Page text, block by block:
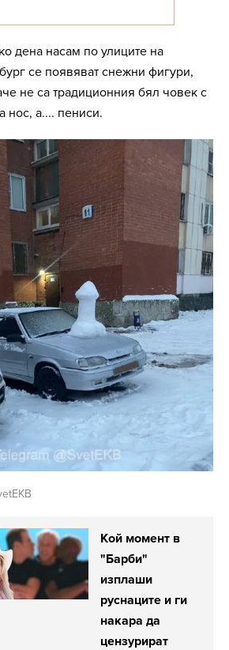
дена насам по улиците на
се появяват снежни фигури,
не са традиционния бял човек с
нос, а.... пениси.
Кой момент в
"Барби"
изплаши
руснаците и ги
накара да
цензурират